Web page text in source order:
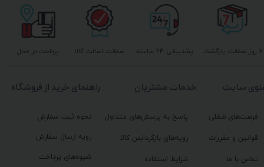
پشتیبانی ۲۴ ساعته پرداخت در محل ۷ روز ضمانت بازگشت ضمانت اصالت کالا
راهنمای خرید از فروشگاه
نحوه ثبت سفارش
رویه ارسال سفارش
شیوه‌های پرداخت
خدمات مشتریان
پاسخ به پرسش‌های متداول
رویه‌های بازگرداندن کالا
شرایط استفاده
سایت
فرصت‌های شغلی
قوانین و مقررات
تماس با ما